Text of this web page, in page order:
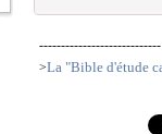
----------------------------
>La "Bible d'étude